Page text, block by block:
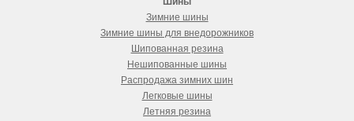
Зимние шины
Зимние шины для внедорожников
Шипованная резина
Нешипованные шины
Распродажа зимних шин
Легковые шины
Летняя резина